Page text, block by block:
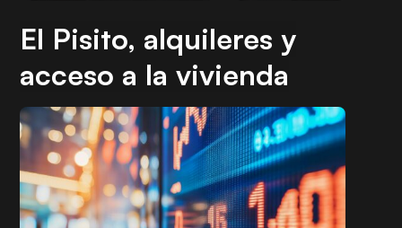
El Pisito, alquileres y
acceso a la vivienda